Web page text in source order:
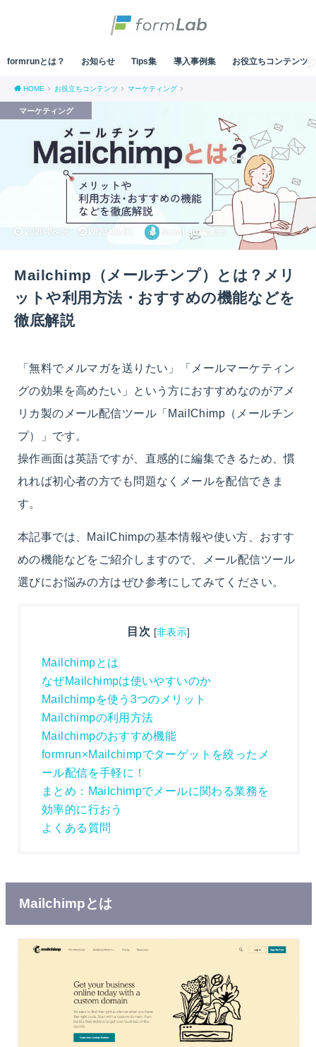
formrunとは？ お知らせ Tips集 導入事例集 お役立ちコンテンツ
HOME お役立ちコンテンツ マーケティング
Mailchimp（メールチンプ）とは？メリ
ットや利用方法・おすすめの機能などを
徹底解説
2020-08-06 2023-11-01 formLab編集部
マーケティング
「無料でメルマガを送りたい」「メールマーケティン
グの効果を高めたい」という方におすすめなのがアメ
リカ製のメール配信ツール「MailChimp（メールチン
プ）」です。
操作画面は英語ですが、直感的に編集できるため、慣
れれば初心者の方でも問題なくメールを配信できま
す。
本記事では、MailChimpの基本情報や使い方、おすす
めの機能などをご紹介しますので、メール配信ツール
選びにお悩みの方はぜひ参考にしてみてください。
目次 [非表示]
Mailchimpとは
なぜMailchimpは使いやすいのか
Mailchimpを使う3つのメリット
Mailchimpの利用方法
Mailchimpのおすすめ機能
formrun×Mailchimpでターゲットを絞ったメ
ール配信を手軽に！
まとめ：Mailchimpでメールに関わる業務を
効率的に行おう
よくある質問
Mailchimpとは